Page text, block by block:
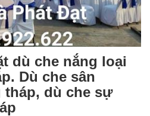
dù che nắng loại
Dù che sân
dù che sự